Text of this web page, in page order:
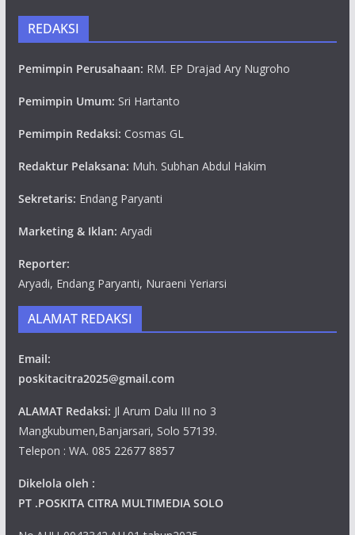
REDAKSI
Pemimpin Perusahaan: RM. EP Drajad Ary Nugroho
Pemimpin Umum: Sri Hartanto
Pemimpin Redaksi: Cosmas GL
Redaktur Pelaksana: Muh. Subhan Abdul Hakim
Sekretaris: Endang Paryanti
Marketing & Iklan: Aryadi
Reporter:
Aryadi, Endang Paryanti, Nuraeni Yeriarsi
ALAMAT REDAKSI
Email:
poskitacitra2025@gmail.com
ALAMAT Redaksi: Jl Arum Dalu III no 3
Mangkubumen,Banjarsari, Solo 57139.
Telepon : WA. 085 22677 8857
Dikelola oleh :
PT .POSKITA CITRA MULTIMEDIA SOLO